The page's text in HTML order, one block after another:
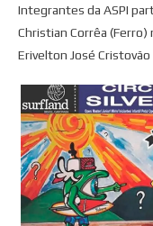
Integrantes da ASPI
Christian Corrêa (Ferro)
Erivelton José